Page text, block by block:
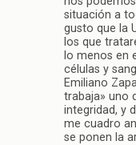
situación a
gusto que la
los que
lo menos en
células y
Emiliano
trabaja» uno
integridad, y
me cuadro
se ponen la